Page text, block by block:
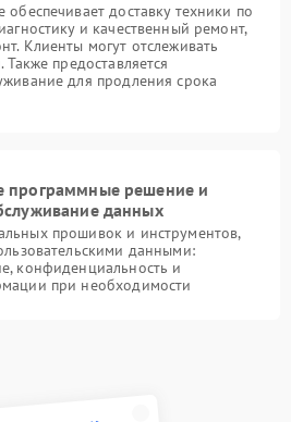
доставку техники по
и качественный ремонт,
Клиенты могут отслеживать
предоставляется
для продления срока
программные решение и
данных
прошивок и инструментов,
данными:
конфиденциальность и
при необходимости